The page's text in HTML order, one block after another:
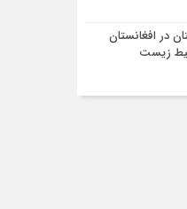
در افغانستان
زیست